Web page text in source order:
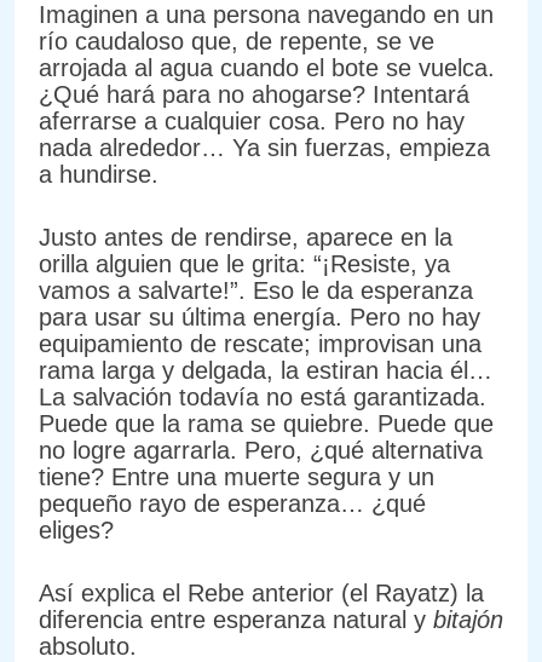
Imaginen a una persona navegando en un
río caudaloso que, de repente, se ve
arrojada al agua cuando el bote se vuelca.
¿Qué hará para no ahogarse? Intentará
aferrarse a cualquier cosa. Pero no hay
nada alrededor… Ya sin fuerzas, empieza
a hundirse.
Justo antes de rendirse, aparece en la
orilla alguien que le grita: “¡Resiste, ya
vamos a salvarte!”. Eso le da esperanza
para usar su última energía. Pero no hay
equipamiento de rescate; improvisan una
rama larga y delgada, la estiran hacia él…
La salvación todavía no está garantizada.
Puede que la rama se quiebre. Puede que
no logre agarrarla. Pero, ¿qué alternativa
tiene? Entre una muerte segura y un
pequeño rayo de esperanza… ¿qué
eliges?
Así explica el Rebe anterior (el Rayatz) la
diferencia entre esperanza natural y bitajón
absoluto.